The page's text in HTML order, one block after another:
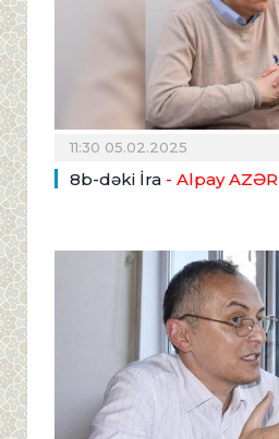
11:30 05.02.2025
8b-dəki İra - Alpay AZƏR